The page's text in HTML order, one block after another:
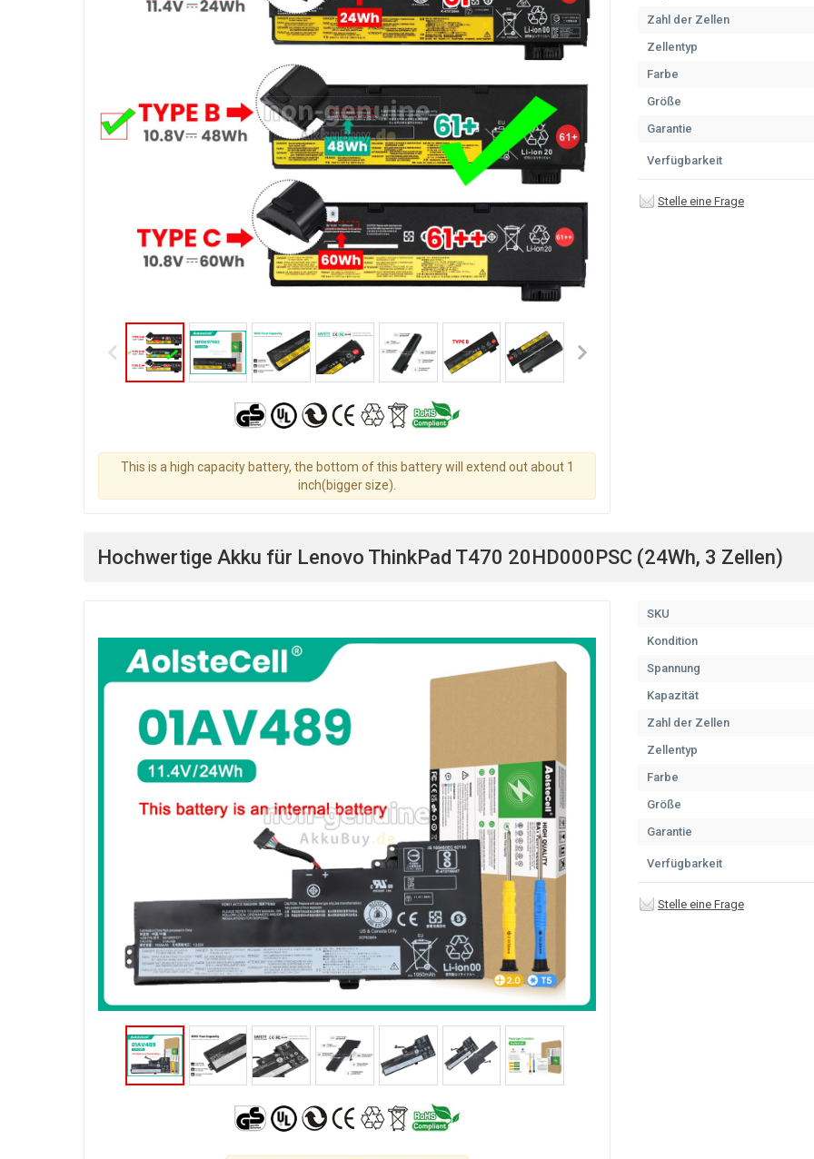
This is a high capacity battery, the bottom of this battery will extend out about 1
inch(bigger size).
Zahl der Zellen
Zellentyp
Farbe
Größe
Garantie
Verfügbarkeit
Stelle eine Frage
Hochwertige Akku für Lenovo ThinkPad T470 20HD000PSC (24Wh, 3 Zellen)
SKU
Kondition
Spannung
Kapazität
Zahl der Zellen
Zellentyp
Farbe
Größe
Garantie
Verfügbarkeit
Stelle eine Frage